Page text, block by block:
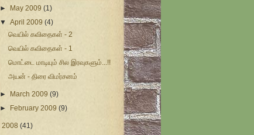
►
May 2009 (1)
▼ April 2009 (4)
வெயில் கவிதைகள் - 2
வெயில் கவிதைகள் - 1
மொட்டை மாடியும் சில இரவுகளும்...!!
அயன் - திரை விமர்சனம்
► March 2009 (9)
►
February 2009 (9)
2008 (41)